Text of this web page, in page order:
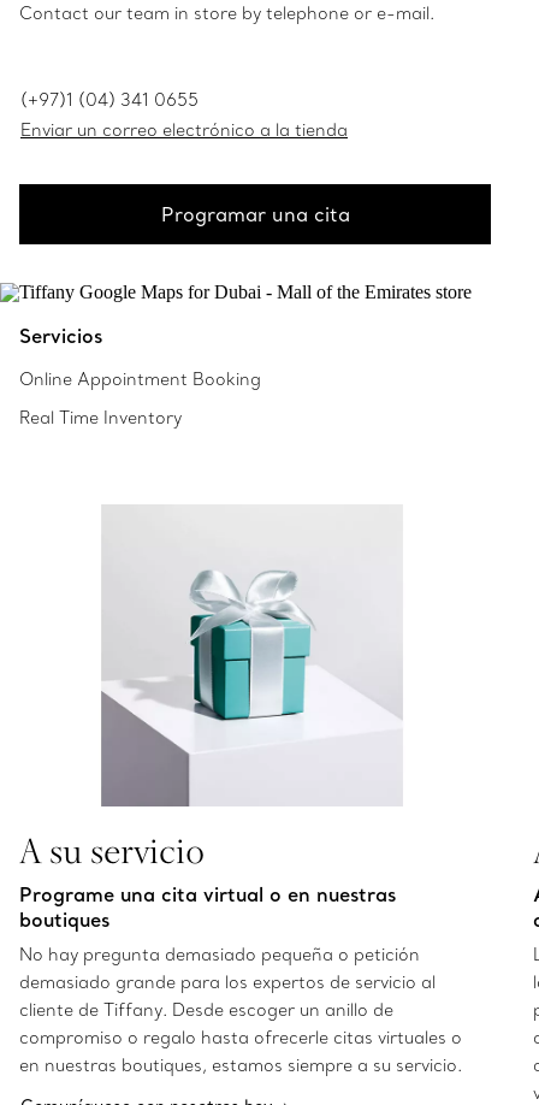
Contact our team in store by telephone or e-mail.
(+97)1 (04) 341 0655
Enviar un correo electrónico a la tienda
Programar una cita
Servicios
Online Appointment Booking
Real Time Inventory
A su servicio
Programe una cita virtual o en nuestras
boutiques
No hay pregunta demasiado pequeña o petición
demasiado grande para los expertos de servicio al
cliente de Tiffany. Desde escoger un anillo de
compromiso o regalo hasta ofrecerle citas virtuales o
en nuestras boutiques, estamos siempre a su servicio.